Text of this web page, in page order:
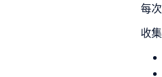
每
收